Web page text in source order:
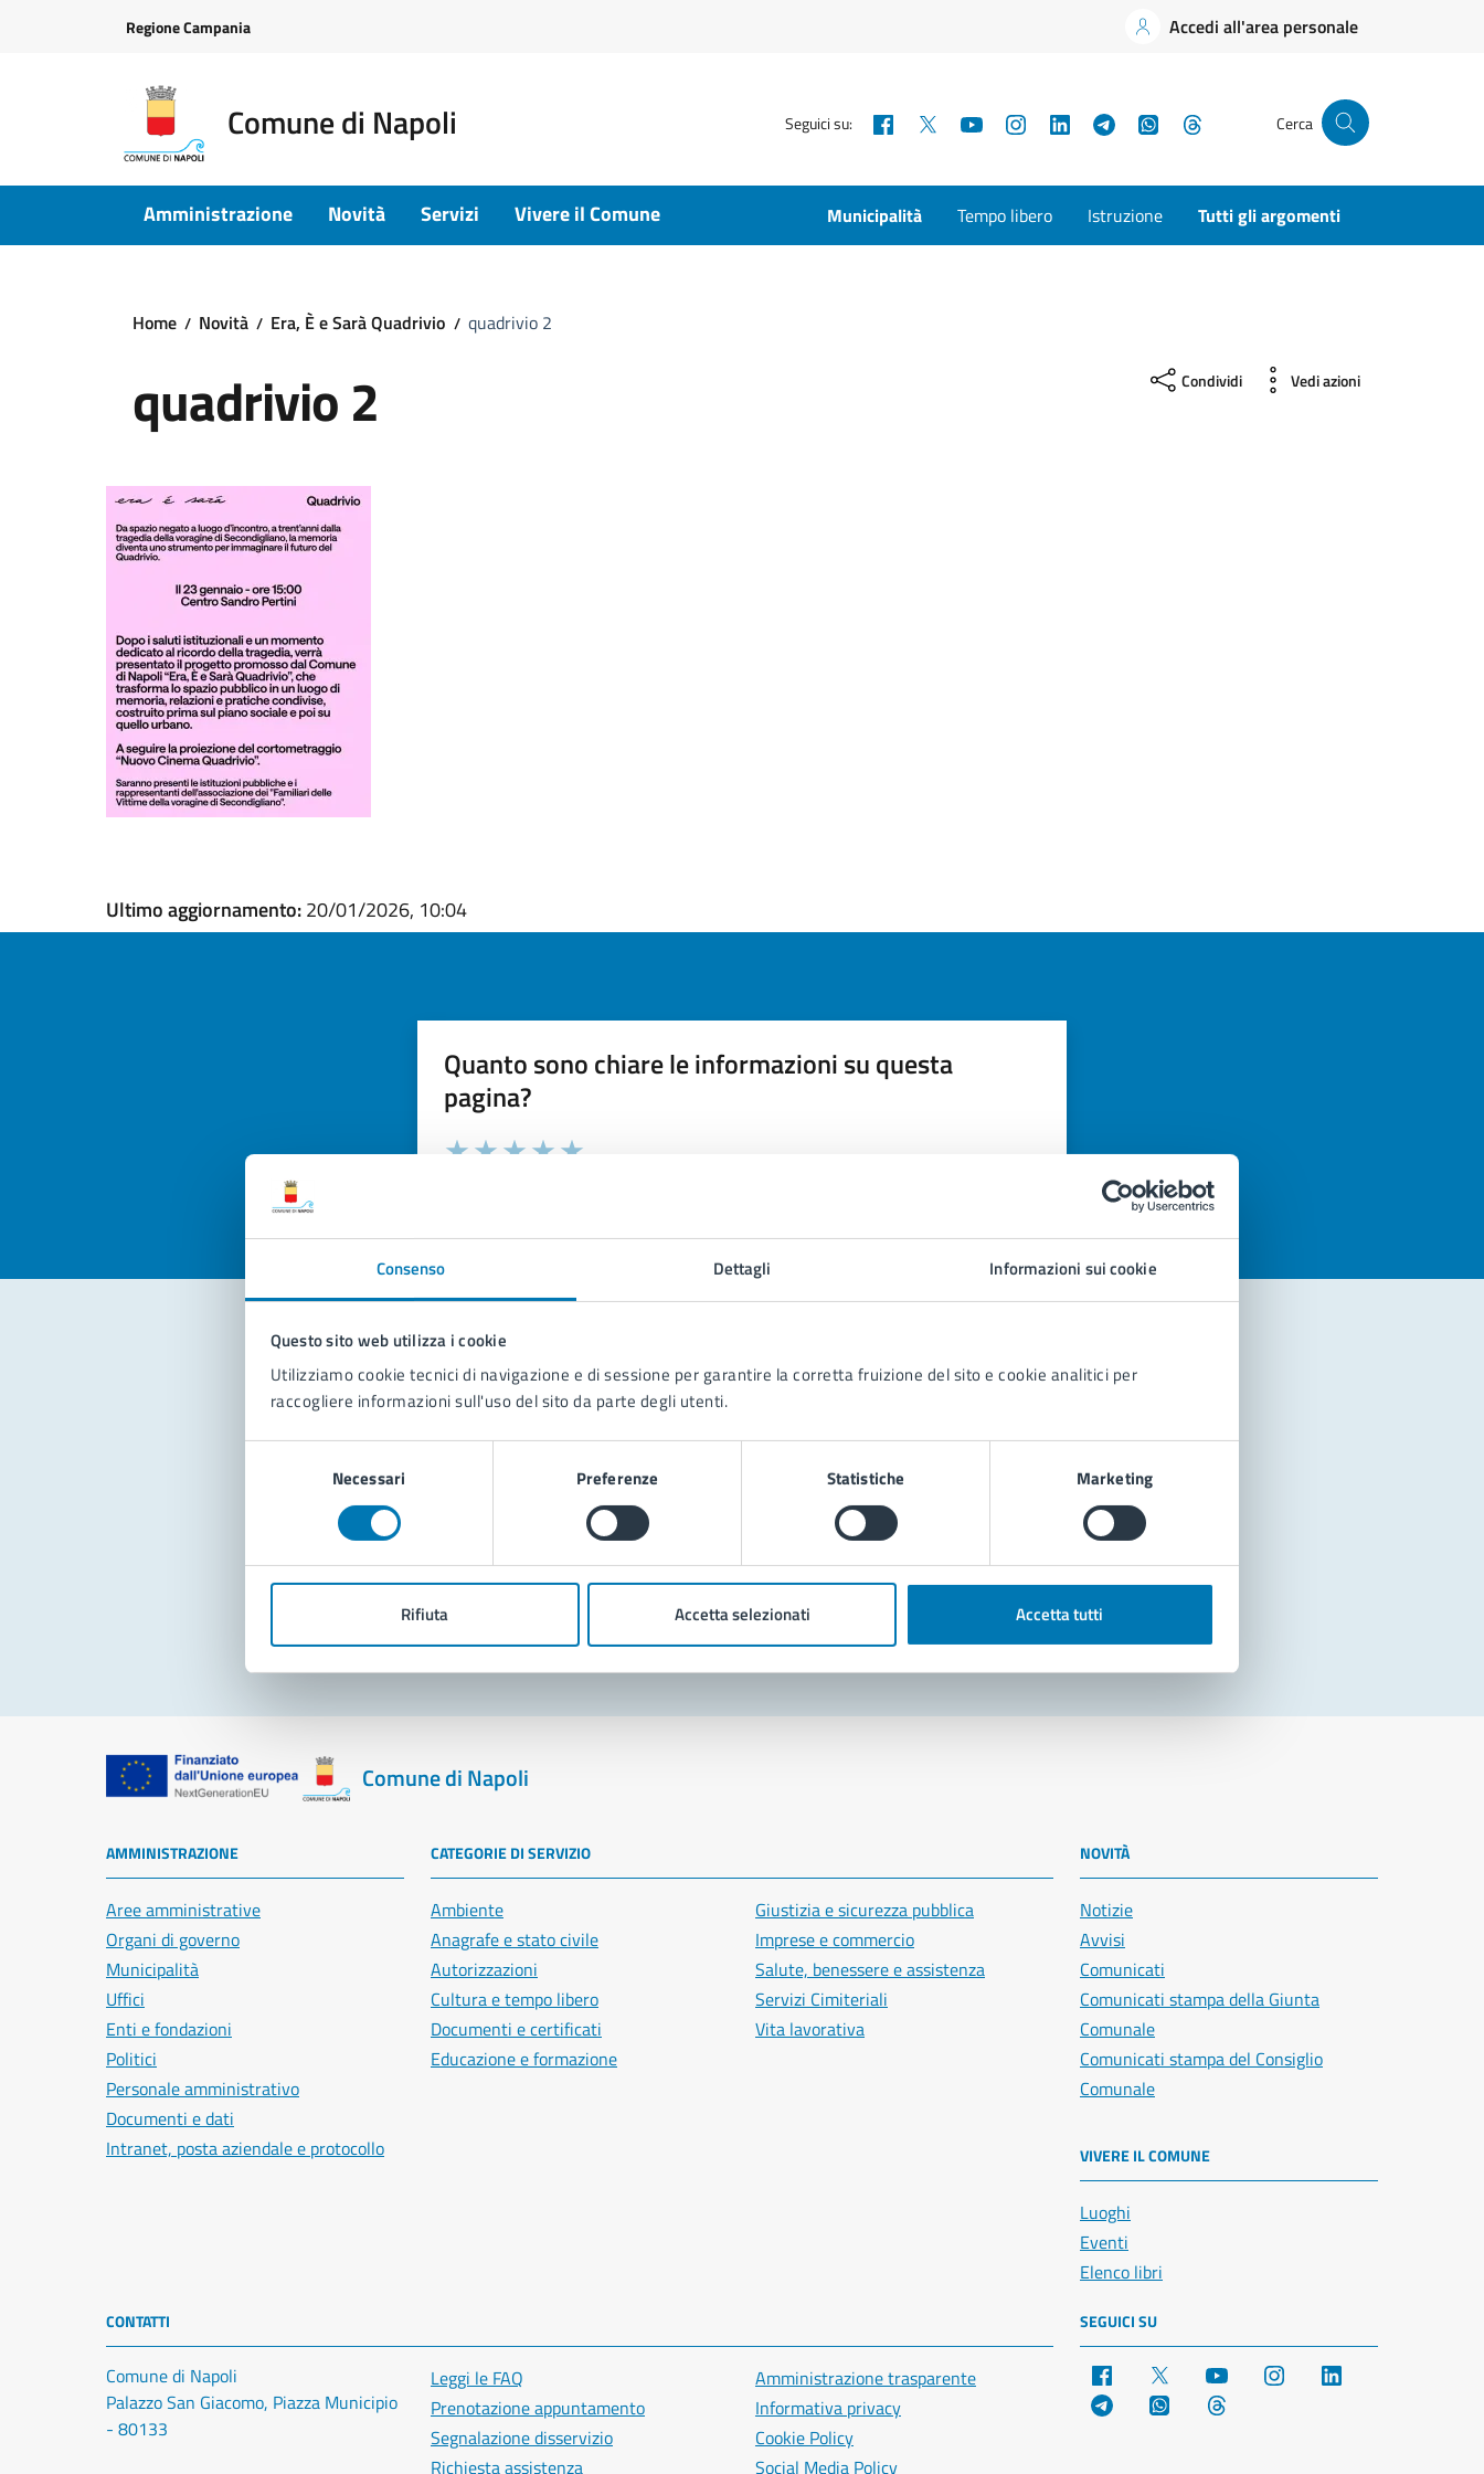
Consenso Dettagli Informazioni sui cookie
Questo sito web utilizza i cookie
Utilizziamo cookie tecnici di navigazione e di sessione per garantire la corretta fruizione del sito e cookie analitici per
raccogliere informazioni sull'uso del sito da parte degli utenti.
Necessari Preferenze Statistiche Marketing
Rifiuta Accetta selezionati Accetta tutti
Regione Campania Accedi all'area personale
Comune di Napoli Seguici su: Facebook YouTubeInstagramLinkedInTelegramWhatsApp Cerca
Amministrazione Novità Servizi Vivere il Comune Municipalità Tempo libero Istruzione Tutti gli argomenti
Home Novità Era, È e Sarà Quadrivio quadrivio 2
quadrivio 2 Condividi Vedi azioni
Ultimo aggiornamento:20/01/2026, 10:04
Quanto sono chiare le informazioni su questa
pagina?
Valuta la chiarezza delle informazioni (da 1 a 5 stelle)
Seleziona il numero di stelle per valutare la chiarezza delle informazioni
Contatta il comune
Richiedi assistenza
Prenota appuntamento
Problemi in città
Comune di Napoli
AMMINISTRAZIONE
Aree amministrative
Organi di governo
Municipalità
Uffici
Enti e fondazioni
Politici
Personale amministrativo
Documenti e dati
Intranet, posta aziendale e protocollo
CATEGORIE DI SERVIZIO
Ambiente
Anagrafe e stato civile
Autorizzazioni
Cultura e tempo libero
Documenti e certificati
Educazione e formazione
Giustizia e sicurezza pubblica
Imprese e commercio
Salute, benessere e assistenza
Servizi Cimiteriali
Vita lavorativa
NOVITÀ
Notizie
Avvisi
Comunicati
Comunicati stampa della Giunta
Comunale
Comunicati stampa del Consiglio
Comunale
VIVERE IL COMUNE
Luoghi
Eventi
Elenco libri
CONTATTI
Comune di Napoli
Palazzo San Giacomo, Piazza Municipio
- 80133
Leggi le FAQ
Prenotazione appuntamento
Segnalazione disservizio
Richiesta assistenza
Amministrazione trasparente
Informativa privacy
Cookie Policy
Social Media Policy
SEGUICI SU
Facebook YouTube Instagram
Telegram WhatsApp